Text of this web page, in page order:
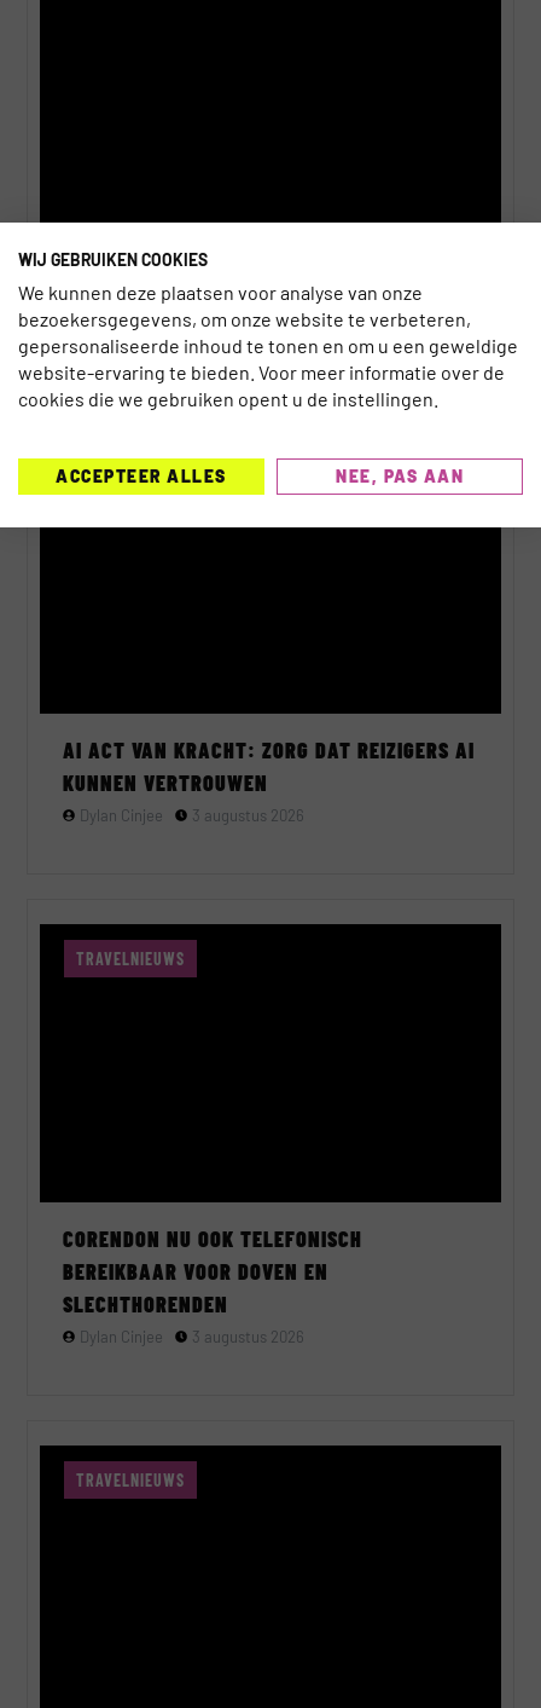
EGYPTE LANCEERT NIEUW DIGITAAL
VISUMSYSTEEM
Dylan Cinjee 5 augustus 2026
AI
AI ACT VAN KRACHT: ZORG DAT REIZIGERS AI
KUNNEN VERTROUWEN
Dylan Cinjee 3 augustus 2026
TRAVELNIEUWS
CORENDON NU OOK TELEFONISCH
BEREIKBAAR VOOR DOVEN EN
SLECHTHORENDEN
Dylan Cinjee 3 augustus 2026
TRAVELNIEUWS
WIJ GEBRUIKEN COOKIES
We kunnen deze plaatsen voor analyse van onze
bezoekersgegevens, om onze website te verbeteren,
gepersonaliseerde inhoud te tonen en om u een geweldige
website-ervaring te bieden. Voor meer informatie over de
cookies die we gebruiken opent u de instellingen.
ACCEPTEER ALLES NEE, PAS AAN